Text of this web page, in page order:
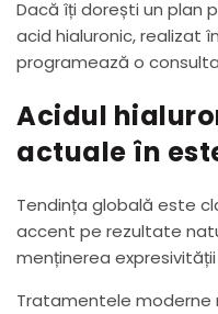
Dacă îți dorești un plan
acid hialuronic, realizat
programează o
Acidul
actuale în
Tendința globală este
accent pe rezultate
menținerea
Tratamentele moderne